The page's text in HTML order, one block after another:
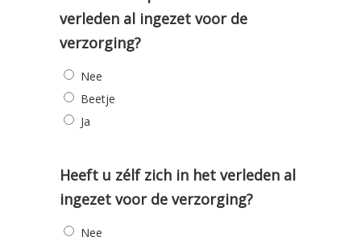
verleden al ingezet voor de
verzorging?
Nee
Beetje
Ja
Heeft u zélf zich in het verleden al
ingezet voor de verzorging?
Nee